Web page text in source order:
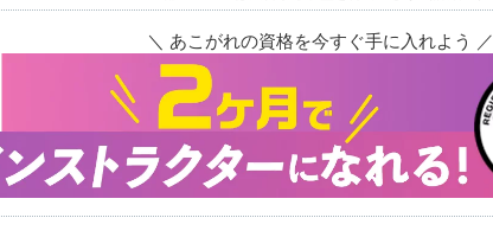
＼ あこがれの資格を今すぐ手に入れよう ／